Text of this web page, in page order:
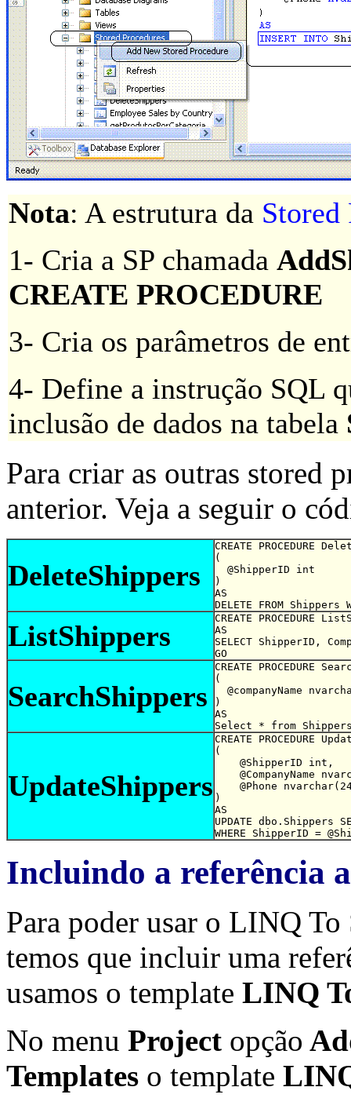
Nota: A estrutura da
1- Cria a SP chamada
CREATE PROCEDURE
3- Cria os parâmetros de
4- Define a instrução SQL
inclusão de dados na tabela
Para criar as outras stored
anterior. Veja a seguir o
DeleteShippers
CREATE PROCEDURE
(
  @ShipperID int
)
AS
ListShippers
CREATE PROCEDURE
AS
SELECT ShipperID,
SearchShippers
CREATE PROCEDURE
(
@companyName
)
AS
UpdateShippers
CREATE PROCEDURE
(
    @ShipperID int,
@CompanyName
@Phone
)
AS
UPDATE dbo.Shippers
WHERE ShipperID =
Incluindo a referência
Para poder usar o LINQ
temos que incluir uma
usamos o template LINQ
No menu Project opção
Templates o template